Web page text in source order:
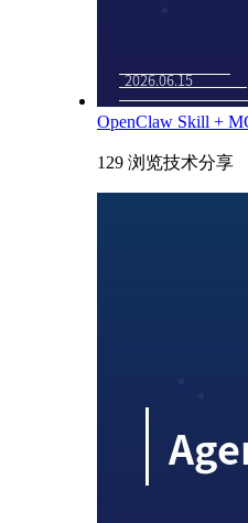
OpenClaw Skill +
129 浏览技术分享